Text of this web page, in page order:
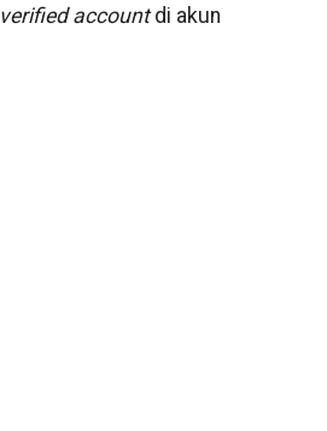
verified accountdi akun